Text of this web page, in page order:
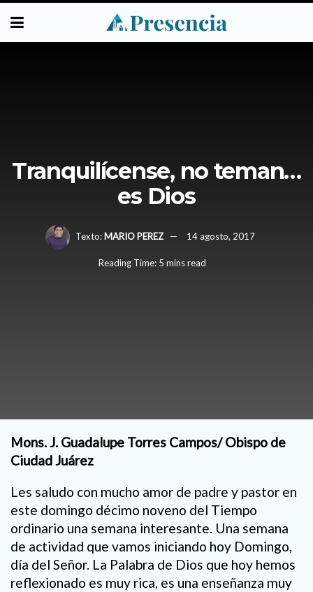
Tranquilícense, no teman…
es Dios
Texto: MARIO PEREZ 14 agosto, 2017
Reading Time: 5 mins read
Mons. J. Guadalupe Torres Campos/ Obispo de
Ciudad Juárez
Les saludo con mucho amor de padre y pastor en
este domingo décimo noveno del Tiempo
ordinario una semana interesante. Una semana
de actividad que vamos iniciando hoy Domingo,
día del Señor. La Palabra de Dios que hoy hemos
reflexionado es muy rica, es una enseñanza muy